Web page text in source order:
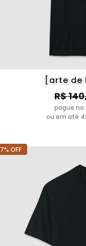
[arte de
R$
pague no
ou em até
7% OFF